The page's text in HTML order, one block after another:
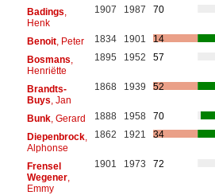
Badings
Henk
1907 1987 70
Benoit, Peter 1834 1901
14
Bosmans
Henriëtte
1895 1952 57
Brandts-
Buys , Jan
1868 1939 52
Bunk, Gerard 1888 1958
70
Diepenbrock,
Alphonse
1862 1921 34
Frensel
Wegener,
Emmy
1901 1973 72